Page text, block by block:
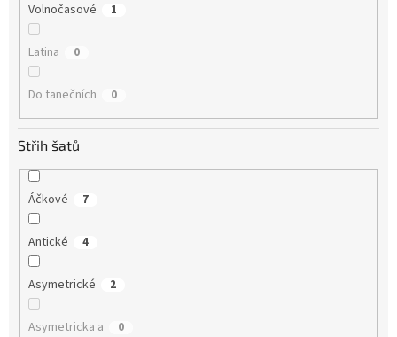
Volnočasové 1
Latina 0
Do tanečních 0
Střih šatů
Áčkové 7
Antické 4
Asymetrické 2
Asymetricka a 0